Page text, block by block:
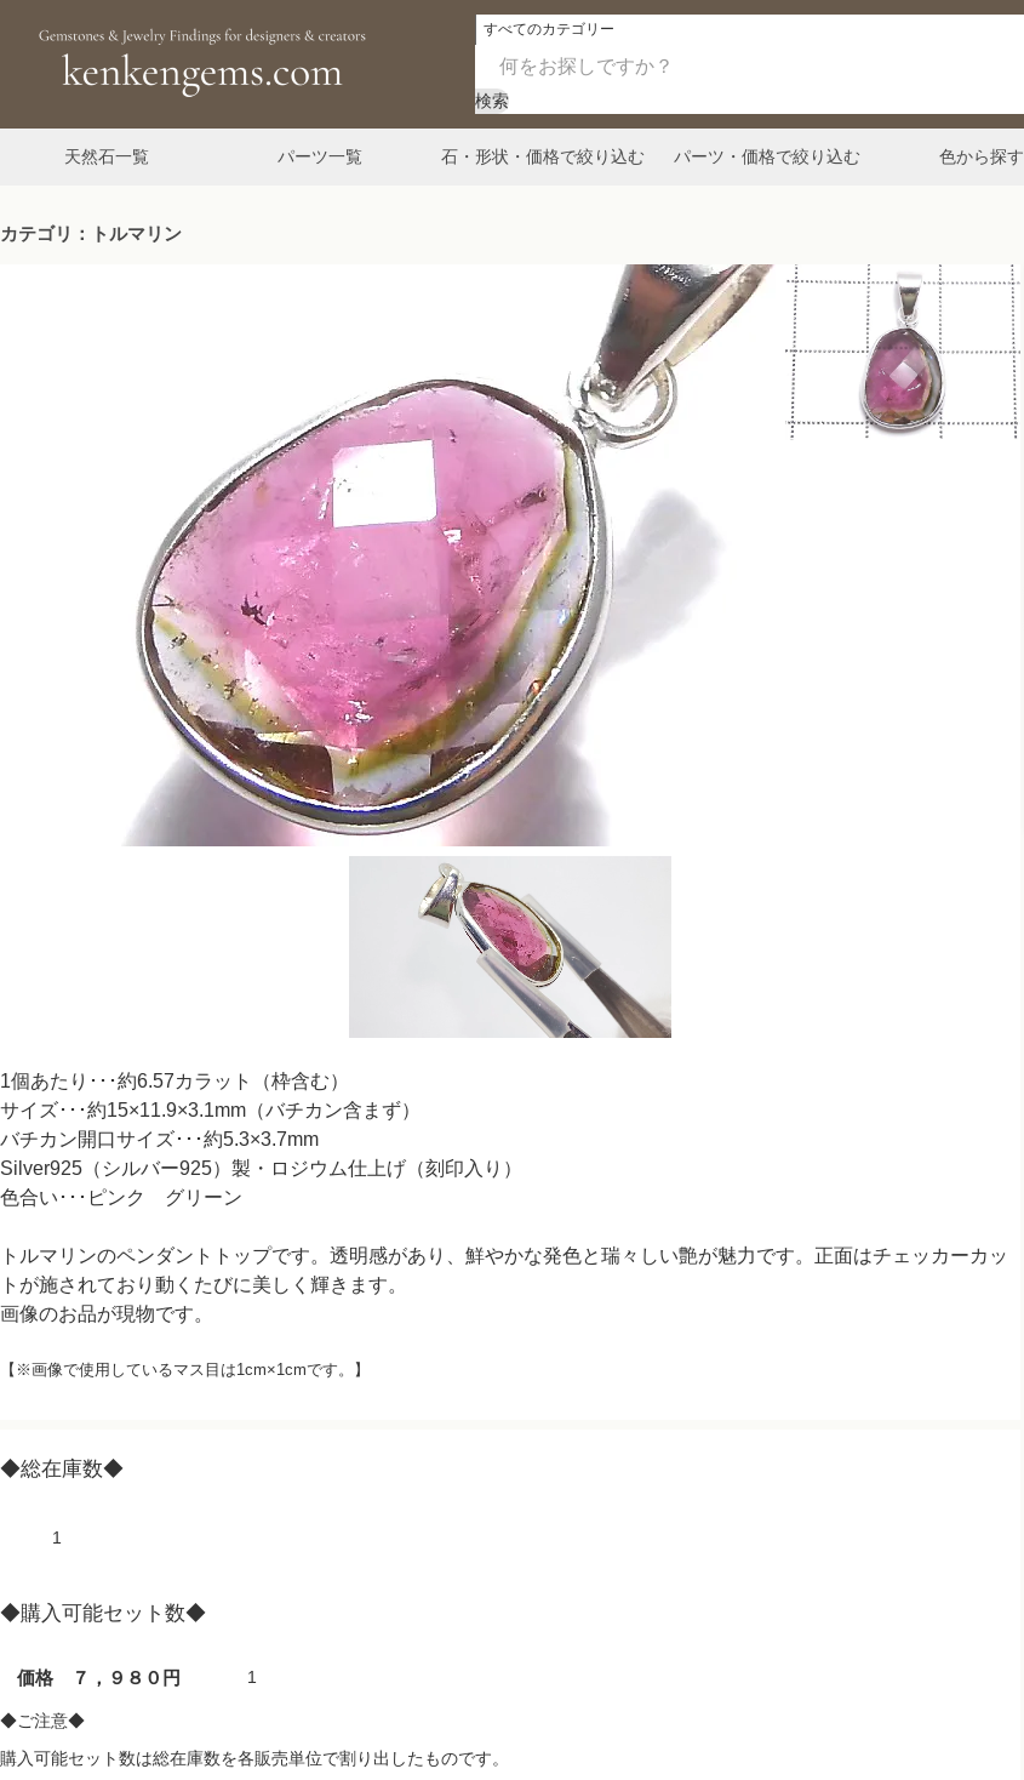
検索
天然石一覧 パーツ一覧 石・形状・価格で絞り込む パーツ・価格で絞り込む 色から探す
カテゴリ：トルマリン
1個あたり･･･約6.57カラット（枠含む）
サイズ･･･約15×11.9×3.1mm（バチカン含まず）
バチカン開口サイズ･･･約5.3×3.7mm
Silver925（シルバー925）製・ロジウム仕上げ（刻印入り）
色合い･･･ピンク グリーン
トルマリンのペンダントトップです。透明感があり、鮮やかな発色と瑞々しい艶が魅力です。正面はチェッカーカッ
トが施されており動くたびに美しく輝きます。
画像のお品が現物です。
【※画像で使用しているマス目は1cm×1cmです。】
◆総在庫数◆
1
◆購入可能セット数◆
価格 ７，９８０円 1
◆ご注意◆
購入可能セット数は総在庫数を各販売単位で割り出したものです。